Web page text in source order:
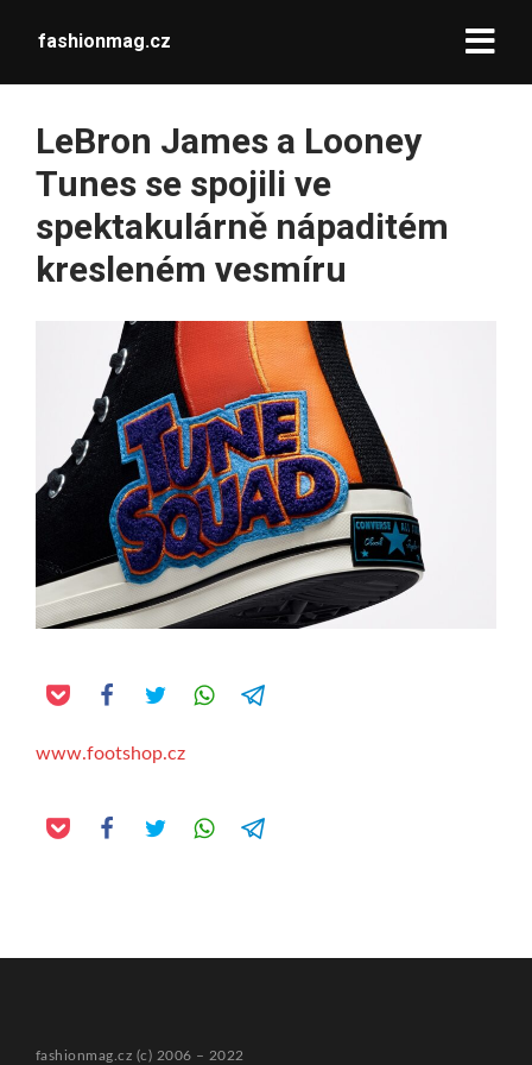
fashionmag.cz
LeBron James a Looney
Tunes se spojili ve
spektakulárně nápaditém
kresleném vesmíru
www.footshop.cz
fashionmag.cz (c) 2006 – 2022